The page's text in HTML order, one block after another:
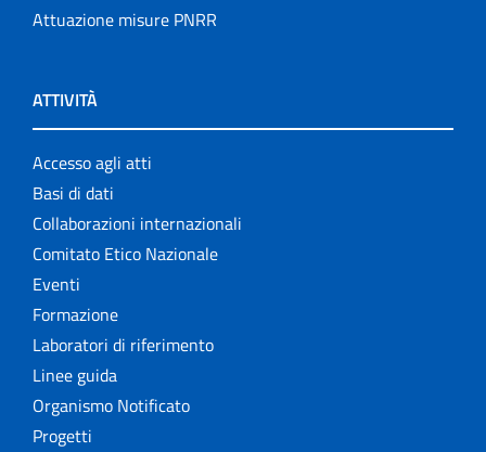
Attuazione misure PNRR
ATTIVITÀ
Accesso agli atti
Basi di dati
Collaborazioni internazionali
Comitato Etico Nazionale
Eventi
Formazione
Laboratori di riferimento
Linee guida
Organismo Notificato
Progetti